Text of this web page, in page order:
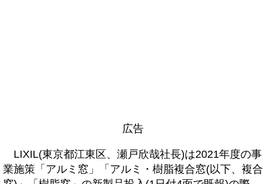
広告
LIXIL(東京都江東区、瀬戸欣哉社長)は2021年度の事
業施策「アルミ窓」「アルミ・樹脂複合窓(以下、複合